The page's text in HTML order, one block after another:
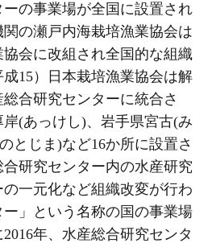
の事業場が全国に設置され
の瀬戸内海栽培漁業協会は
協会に改組され全国的な組織
成15）日本栽培漁業協会は解
合研究センターに統合さ
(あっけし)、岩手県宮古(み
とじま)など16か所に設置さ
研究センター内の水産研究
一元化など組織改変が行わ
」という名称の国の事業場
年、水産総合研究センタ